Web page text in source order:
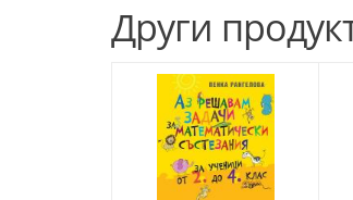
Други